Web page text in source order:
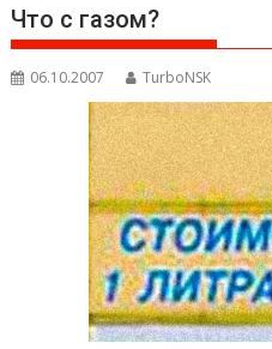
Что с газом?
06.10.2007 TurboNSK